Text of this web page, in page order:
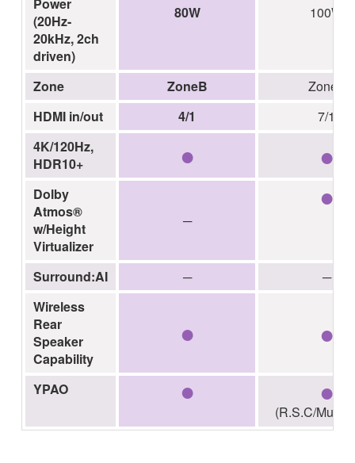
(20Hz-
20kHz, 2ch
driven)
80W 100W
Zone ZoneB
Zone2
HDMI in/out
4/1
7/1
4K/120Hz,
HDR10+
● ●
Dolby
Atmos®
w/Height
Virtualizer
─
●
Surround:AI ─
─
Wireless
Rear
Speaker
Capability
● ●
YPAO ● ●
(R.S.C/Multi-